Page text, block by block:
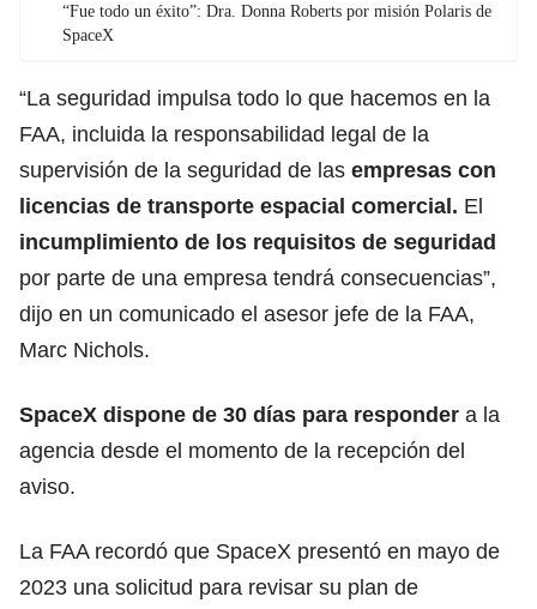
“Fue todo un éxito”: Dra. Donna Roberts por misión Polaris de
SpaceX
“La seguridad impulsa todo lo que hacemos en la
FAA, incluida la responsabilidad legal de la
supervisión de la seguridad de las empresas con
licencias de transporte espacial comercial. El
incumplimiento de los requisitos de seguridad
por parte de una empresa tendrá consecuencias”,
dijo en un comunicado el asesor jefe de la FAA,
Marc Nichols.
SpaceX dispone de 30 días para responder a la
agencia desde el momento de la recepción del
aviso.
La FAA recordó que SpaceX presentó en mayo de
2023 una solicitud para revisar su plan de